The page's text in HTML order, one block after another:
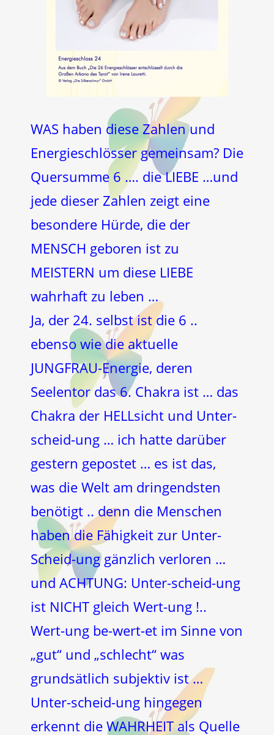
WAS haben diese Zahlen und
Energieschlösser gemeinsam? Die
Quersumme 6 …. die LIEBE …und
jede dieser Zahlen zeigt eine
besondere Hürde, die der
MENSCH geboren ist zu
MEISTERN um diese LIEBE
wahrhaft zu leben …
Ja, der 24. selbst ist die 6 ..
ebenso wie die aktuelle
JUNGFRAU-Energie, deren
Seelentor das 6. Chakra ist … das
Chakra der HELLsicht und Unter-
scheid-ung … ich hatte darüber
gestern gepostet … es ist das,
was die Welt am dringendsten
benötigt .. denn die Menschen
haben die Fähigkeit zur Unter-
Scheid-ung gänzlich verloren …
und ACHTUNG: Unter-scheid-ung
ist NICHT gleich Wert-ung !..
Wert-ung be-wert-et im Sinne von
„gut“ und „schlecht“ was
grundsätlich subjektiv ist …
Unter-scheid-ung hingegen
erkennt die WAHRHEIT als Quelle